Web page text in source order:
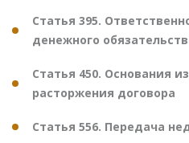
Статья 395.
денежного
Статья 450. Основания
расторжения договора
Статья 556. Передача